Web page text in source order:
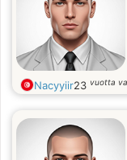
Nacyyiir23 vuotta